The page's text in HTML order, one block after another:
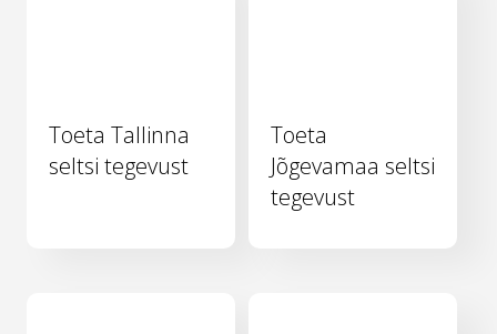
Toeta Tallinna
seltsi tegevust
Toeta
Jõgevamaa seltsi
tegevust